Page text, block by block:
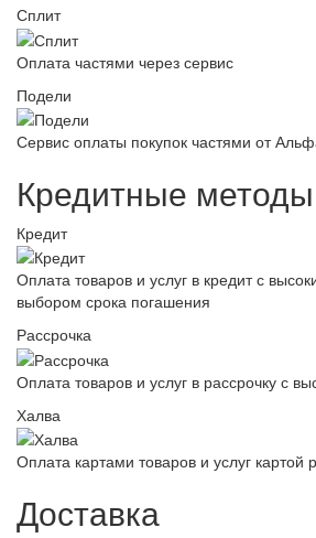
Сплит
Оплата частями через сервис
Подели
Сервис оплаты покупок частями от
Кредитные методы
Кредит
Оплата товаров и услуг в кредит с
выбором срока погашения
Рассрочка
Оплата товаров и услуг в рассрочку с
Халва
Оплата картами товаров и услуг картой
Доставка